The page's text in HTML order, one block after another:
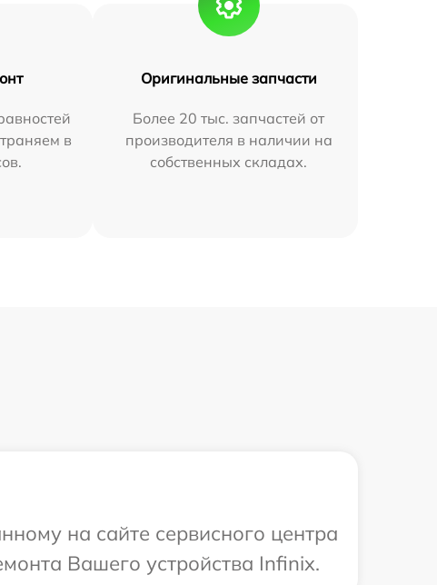
в
Оригинальные запчасти
Более 20 тыс. запчастей от
производителя в наличии на
собственных складах.
на сайте сервисного центра
Вашего устройства Infinix.